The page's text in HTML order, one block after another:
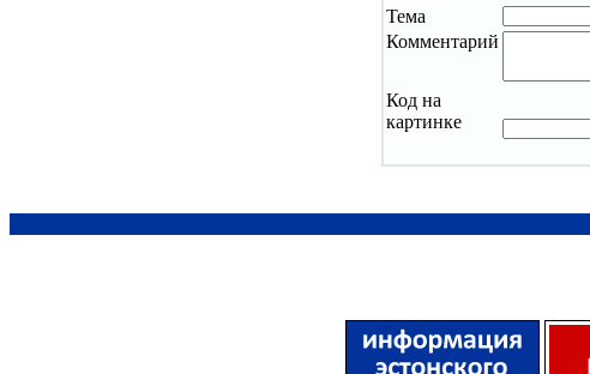
Тема
Комментарий
Код на
картинке